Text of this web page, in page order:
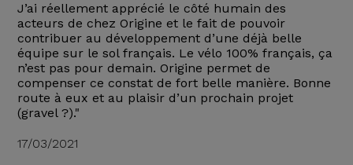
J’ai réellement apprécié le côté humain des
acteurs de chez Origine et le fait de pouvoir
contribuer au développement d’une déjà belle
équipe sur le sol français. Le vélo 100% français, ça
n’est pas pour demain. Origine permet de
compenser ce constat de fort belle manière. Bonne
route à eux et au plaisir d’un prochain projet
(gravel ?)."
17/03/2021